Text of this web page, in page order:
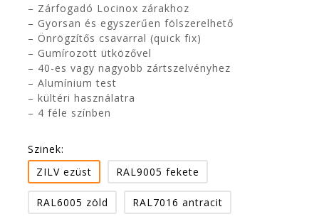
– Zárfogadó Locinox zárakhoz
– Gyorsan és egyszerűen fölszerelhető
– Önrögzítős csavarral (quick fix)
– Gumírozott ütközővel
– 40-es vagy nagyobb zártszelvényhez
– Alumínium test
– kültéri használatra
– 4 féle színben
Szinek:
ZILV ezüst
RAL9005 fekete
RAL6005 zöld RAL7016 antracit